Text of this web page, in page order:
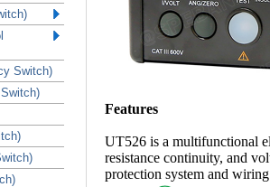
Switch)
Features
UT526 is a multifunctional
resistance continuity, and
protection system and